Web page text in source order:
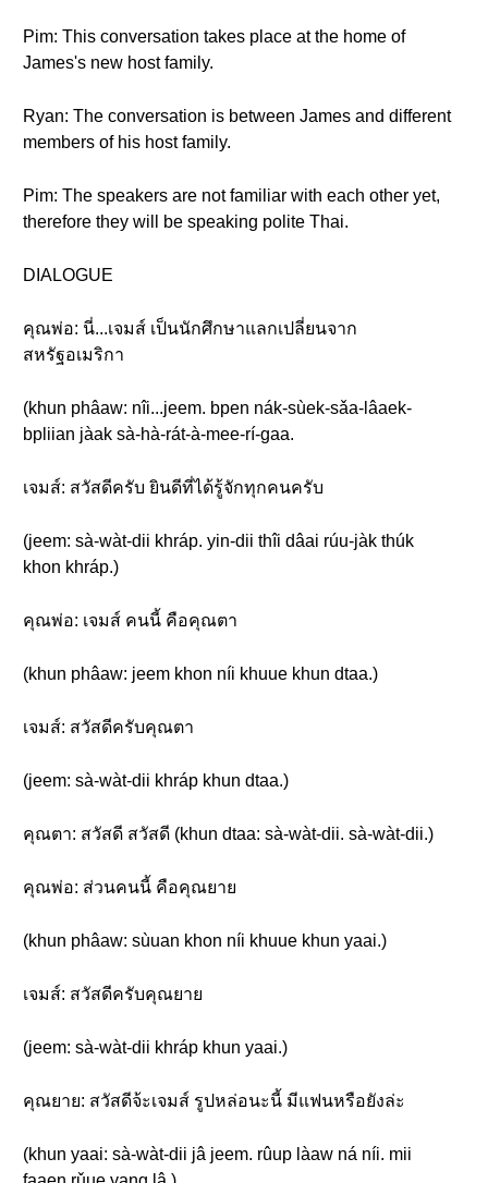
Pim: This conversation takes place at the home of
James's new host family.
Ryan: The conversation is between James and different
members of his host family.
Pim: The speakers are not familiar with each other yet,
therefore they will be speaking polite Thai.
DIALOGUE
คุณพ่อ: นี่...เจมส์ เป็นนักศึกษาแลกเปลี่ยนจาก
สหรัฐอเมริกา
(khun phâaw: nîi...jeem. bpen nák-sùek-sǎa-lâaek-
bpliian jàak sà-hà-rát-à-mee-rí-gaa.
เจมส์: สวัสดีครับ ยินดีที่ได้รู้จักทุกคนครับ
(jeem: sà-wàt-dii khráp. yin-dii thîi dâai rúu-jàk thúk
khon khráp.)
คุณพ่อ: เจมส์ คนนี้ คือคุณตา
(khun phâaw: jeem khon níi khuue khun dtaa.)
เจมส์: สวัสดีครับคุณตา
(jeem: sà-wàt-dii khráp khun dtaa.)
คุณตา: สวัสดี สวัสดี (khun dtaa: sà-wàt-dii. sà-wàt-dii.)
คุณพ่อ: ส่วนคนนี้ คือคุณยาย
(khun phâaw: sùuan khon níi khuue khun yaai.)
เจมส์: สวัสดีครับคุณยาย
(jeem: sà-wàt-dii khráp khun yaai.)
คุณยาย: สวัสดีจ้ะเจมส์ รูปหล่อนะนี้ มีแฟนหรือยังล่ะ
(khun yaai: sà-wàt-dii jâ jeem. rûup làaw ná níi. mii